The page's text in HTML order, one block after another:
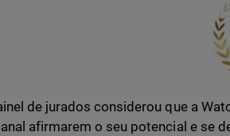
de jurados considerou que a
afirmarem o seu potencial e se